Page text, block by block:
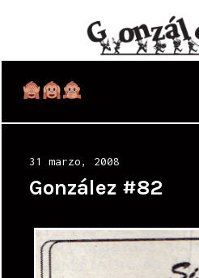
Posted
on
31 marzo, 2008
González #82